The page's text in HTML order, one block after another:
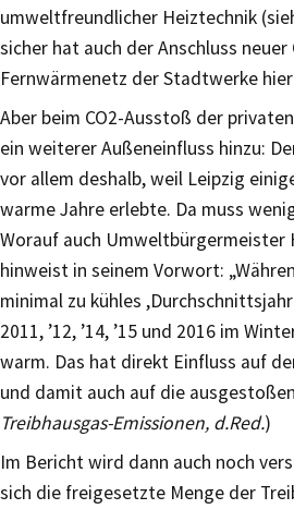
umweltfreundlicher Heiztechnik
sicher hat auch der Anschluss
Fernwärmenetz der Stadtwerke
Aber beim CO2-Ausstoß der
ein weiterer Außeneinfluss hinzu:
vor allem deshalb, weil Leipzig
warme Jahre erlebte. Da muss
Worauf auch Umweltbürgermeister
hinweist in seinem Vorwort:
minimal zu kühles
2011, ’12, ’14, ’15 und 2016 im
warm. Das hat direkt Einfluss auf
und damit auch auf die
Treibhausgas-Emissionen, d.Red.)
Im Bericht wird dann auch noch
sich die freigesetzte Menge der